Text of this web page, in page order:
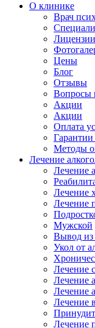
О клинике
Врач
Лицензии
Цены
Блог
Отзывы
Вопросы
Акции
Акции
Оплата
Методы
Лечение
Лечение
Лечение
Лечение
Мужской
Вывод из
Укол от
Лечение
Лечение
Лечение
Лечение
Лечение